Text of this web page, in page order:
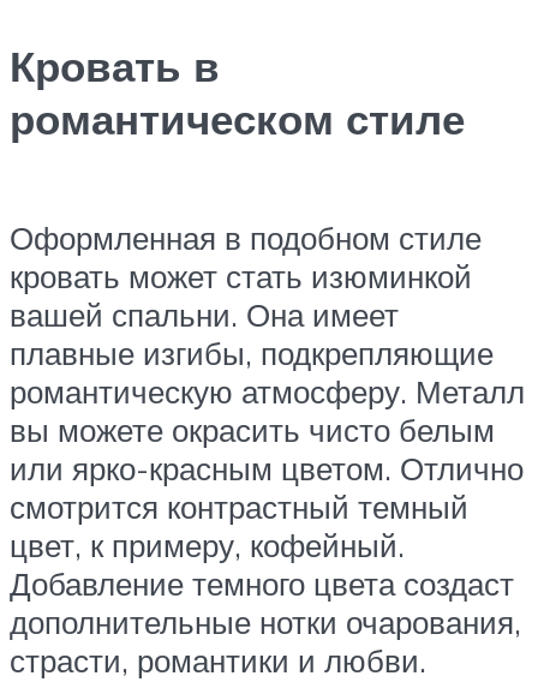
Кровать в
романтическом стиле
Оформленная в подобном стиле
кровать может стать изюминкой
вашей спальни. Она имеет
плавные изгибы, подкрепляющие
романтическую атмосферу. Металл
вы можете окрасить чисто белым
или ярко-красным цветом. Отлично
смотрится контрастный темный
цвет, к примеру, кофейный.
Добавление темного цвета создаст
дополнительные нотки очарования,
страсти, романтики и любви.